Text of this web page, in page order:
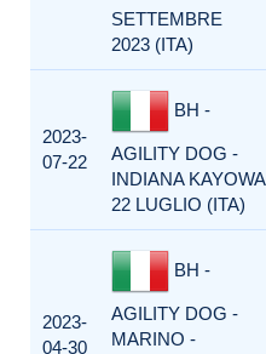
SETTEMBRE
2023 (ITA)
2023-
07-22
BH -
AGILITY DOG -
INDIANA KAYOWA
22 LUGLIO (ITA)
2023-
04-30
BH -
AGILITY DOG -
MARINO -